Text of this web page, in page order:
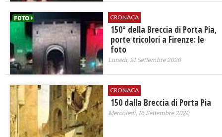
CRONACA
150° della Breccia di Porta Pia,
porte tricolori a Firenze: le
foto
Lunedì, 21 Settembre 2020
CRONACA
150 dalla Breccia di Porta Pia
Mercoledì, 16 Settembre 2020